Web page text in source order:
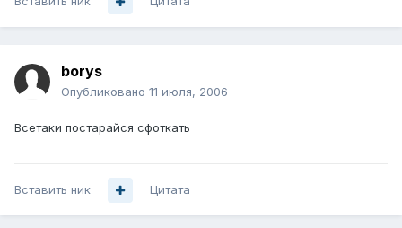
borys
Опубликовано 11 июля, 2006
Всетаки постарайся сфоткать
Вставить ник Цитата